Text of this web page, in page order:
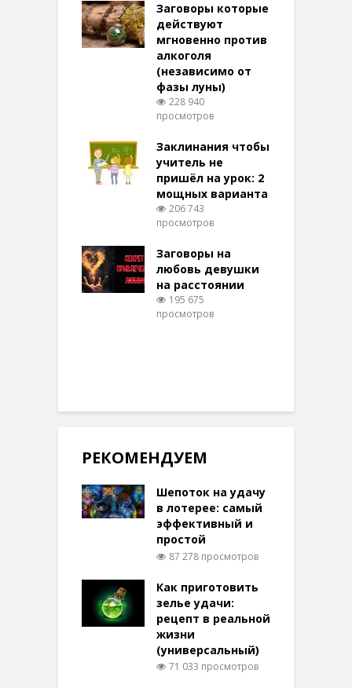
Заговоры которые
действуют
мгновенно против
алкоголя
(независимо от
фазы луны)
228 940
просмотров
Заклинания чтобы
учитель не
пришёл на урок: 2
мощных варианта
206 743
просмотров
Заговоры на
любовь девушки
на расстоянии
195 675
просмотров
РЕКОМЕНДУЕМ
Шепоток на удачу
в лотерее: самый
эффективный и
простой
87 278 просмотров
Как приготовить
зелье удачи:
рецепт в реальной
жизни
(универсальный)
71 033 просмотров